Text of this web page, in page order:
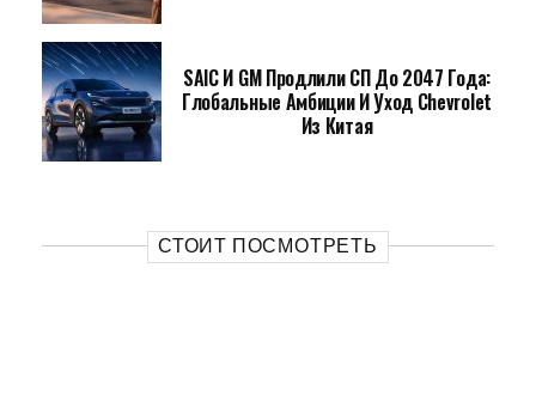
SAIC И GM Продлили СП До 2047 Года:
Глобальные Амбиции И Уход Chevrolet
Из Китая
СТОИТ ПОСМОТРЕТЬ